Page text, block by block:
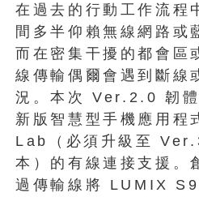
在過去的行動工作流程
間多半仰賴無線網路或
而在密集干擾的都會區
線傳輸偶爾會遇到斷線
況。本次 Ver.2.0 韌體
新版智慧型手機應用程
Lab（必須升級至
本）的有線連接支援。
過傳輸線將 LUMIX S9